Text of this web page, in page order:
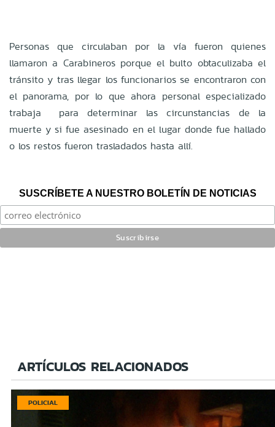
Personas que circulaban por la vía fueron quienes
llamaron a Carabineros porque el bulto obtaculizaba el
tránsito y tras llegar los funcionarios se encontraron con
el panorama, por lo que ahora personal especializado
trabaja para determinar las circunstancias de la
muerte y si fue asesinado en el lugar donde fue hallado
o los restos fueron trasladados hasta allí.
SUSCRÍBETE A NUESTRO BOLETÍN DE NOTICIAS
ARTÍCULOS RELACIONADOS
POLICIAL